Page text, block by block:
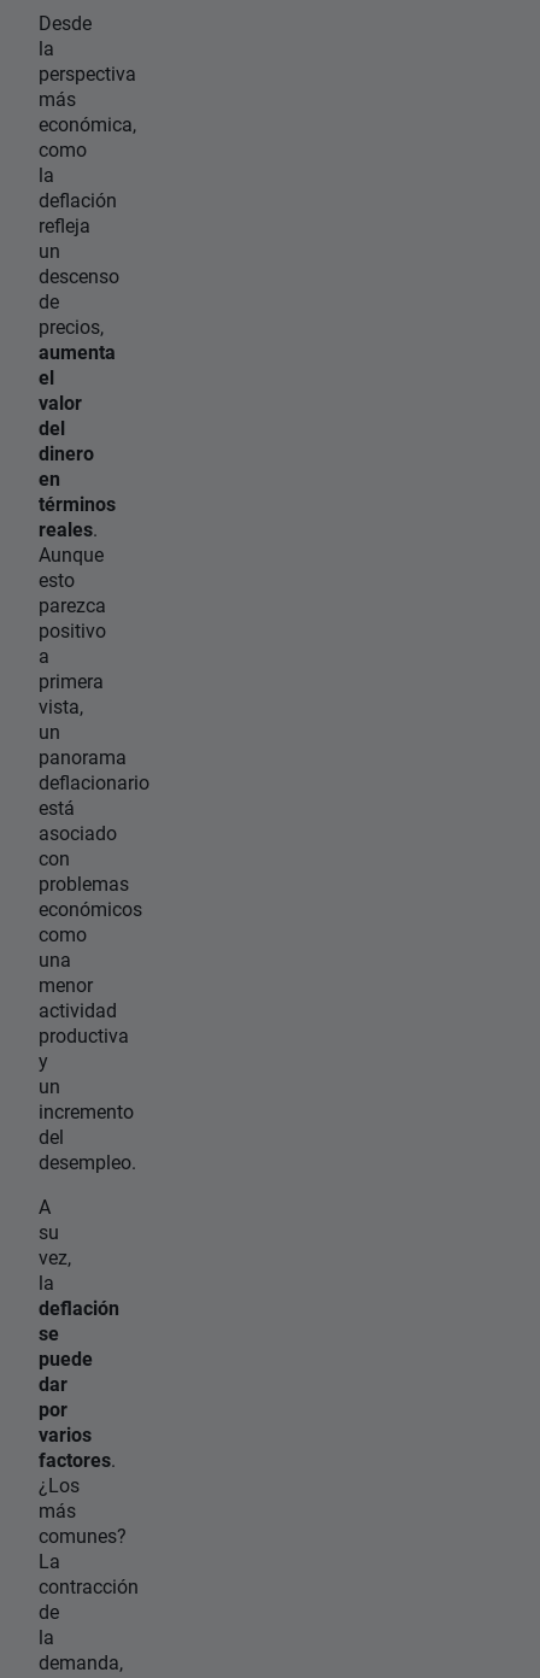
Desde
la
perspectiva
más
económica,
como
la
deflación
refleja
un
descenso
de
precios,
aumenta
el
valor
del
dinero
en
términos
reales.
Aunque
esto
parezca
positivo
a
primera
vista,
un
panorama
deflacionario
está
asociado
con
problemas
económicos
como
una
menor
actividad
productiva
y
un
incremento
del
desempleo.
A
su
vez,
la
deflación
se
puede
dar
por
varios
factores.
¿Los
más
comunes?
La
contracción
de
la
demanda,